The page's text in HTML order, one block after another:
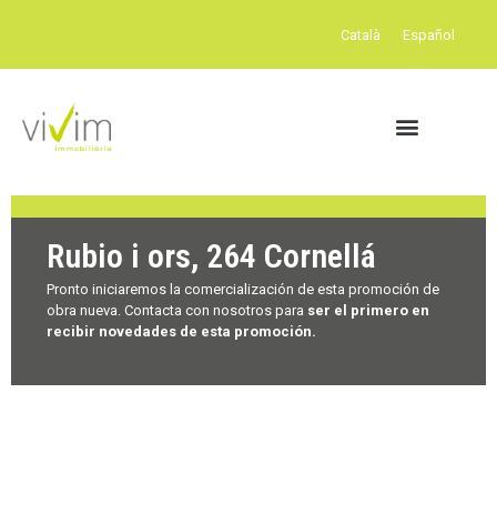
Català Español
Rubio i ors, 264 Cornellá
Pronto iniciaremos la comercialización de esta promoción de
obra nueva. Contacta con nosotros para ser el primero en
recibir novedades de esta promoción.